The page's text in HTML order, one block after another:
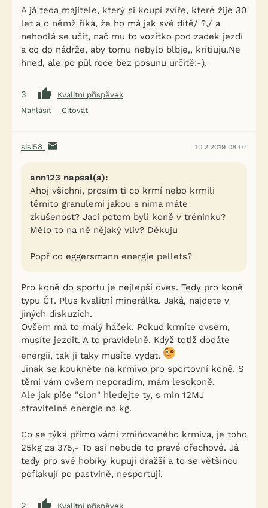
A já teda majitele, který si koupí zvíře, které žije 30
let a o němž říká, že ho má jak své dítě/ ?,/ a
nehodlá se učit, nač mu to vozítko pod zadek jezdí
a co do nádrže, aby tomu nebylo blbje,, kritiuju.Ne
hned, ale po půl roce bez posunu určitě:-).
3
Kvalitní příspěvek
Nahlásit
Citovat
sisi58 10.2.2019 08:07
ann123 napsal(a):
Ahoj všichni, prosím ti co krmí nebo krmili
těmito granulemi jakou s nima máte
zkušenost? Jaci potom byli koně v tréninku?
Mělo to na ně nějaký vliv? Děkuju
Popř co eggersmann energie pellets?
Pro koně do sportu je nejlepší oves. Tedy pro koně
typu ČT. Plus kvalitní minerálka. Jaká, najdete v
jiných diskuzích.
Ovšem má to malý háček. Pokud krmíte ovsem,
musíte jezdit. A to pravidelně. Když totiž dodáte
energii, tak ji taky musíte vydat.
Jinak se koukněte na krmivo pro sportovní koně. S
těmi vám ovšem neporadím, mám lesokoně.
Ale jak píše "slon" hledejte ty, s min 12MJ
stravitelné energie na kg.
Co se týká přímo vámi zmiňovaného krmiva, je toho
25kg za 375,- To asi nebude to pravé ořechové. Já
tedy pro své hobíky kupuji dražší a to se většinou
poflakují po pastvině, nesportují.
2 Kvalitní příspěvek